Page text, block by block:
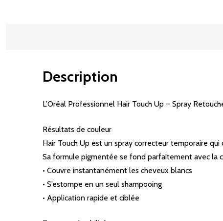
Description
L’Oréal Professionnel Hair Touch Up – Spray
Résultats de couleur
Hair Touch Up est un spray correcteur temporaire
Sa formule pigmentée se fond parfaitement avec la
• Couvre instantanément les cheveux blancs
• S’estompe en un seul shampooing
• Application rapide et ciblée